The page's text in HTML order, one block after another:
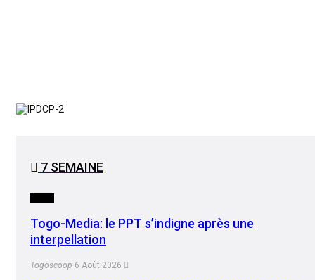
7 SEMAINE
Togo-Media: le PPT s’indigne après une
interpellation
Togoscoop 6 Août 2026